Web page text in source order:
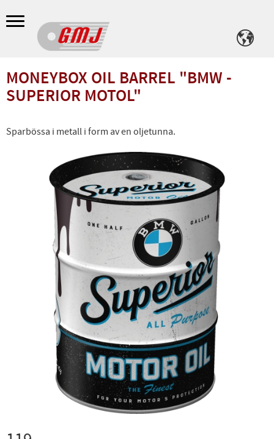
Meny
MONEYBOX OIL BARREL "BMW -
SUPERIOR MOTOL"
Sparbössa i metall i form av en oljetunna.